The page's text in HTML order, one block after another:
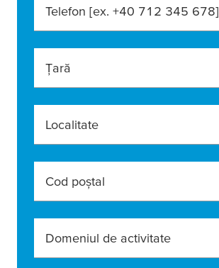
Telefon [ex. +40 712 345 678]
Ţară
Localitate
Cod poştal
Domeniul de activitate